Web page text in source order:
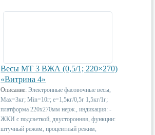
Весы МТ 3 ВЖА (0,5/1; 220×270)
«Витрина 4»
Описание: Электронные фасовочные весы,
Max=3кг; Min=10г; e=1,5кг/0,5г 1,5кг/1г;
платформа 220х270мм нерж., индикация: -
ЖКИ с подсветкой, двусторонняя, функции:
штучный режим, процентный режим,